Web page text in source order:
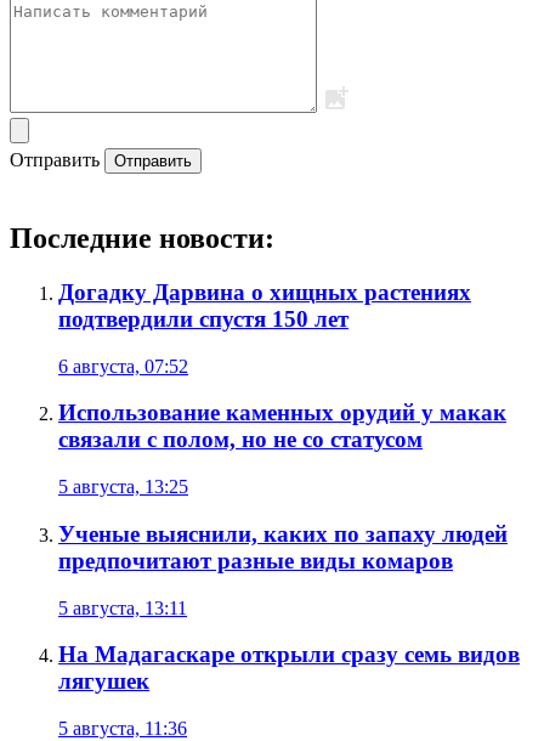
Отправить Отправить
Последние новости:
Догадку Дарвина о хищных растениях
подтвердили спустя 150 лет
6 августа, 07:52
Использование каменных орудий у макак
связали с полом, но не со статусом
5 августа, 13:25
Ученые выяснили, каких по запаху людей
предпочитают разные виды комаров
5 августа, 13:11
На Мадагаскаре открыли сразу семь видов
лягушек
5 августа, 11:36